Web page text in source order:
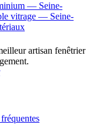
— Seine-
vitrage — Seine-
artisan fenêtrier